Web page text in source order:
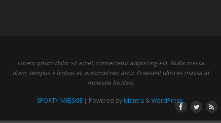
Lorem ipsum dolor sit amet, consectetur adipiscing elit. Nulla massa
diam, tempus a finibus et, euismod nec arcu. Praesent ultrices massa at
molestie facilisis.
SPORTY MIEJSKIE | Powered by Mantra &WordPress.